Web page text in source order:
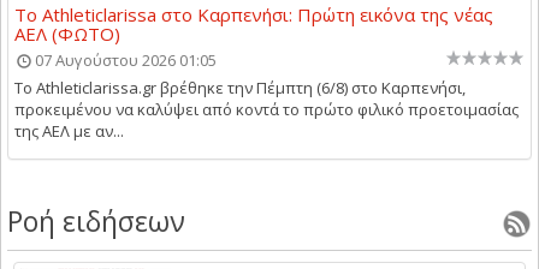
Το Athleticlarissa στο Καρπενήσι: Πρώτη εικόνα της νέας
ΑΕΛ (ΦΩΤΟ)
07 Αυγούστου 2026 01:05
Το Athleticlarissa.gr βρέθηκε την Πέμπτη (6/8) στο Καρπενήσι,
προκειμένου να καλύψει από κοντά το πρώτο φιλικό προετοιμασίας
της ΑΕΛ με αν...
Ροή ειδήσεων